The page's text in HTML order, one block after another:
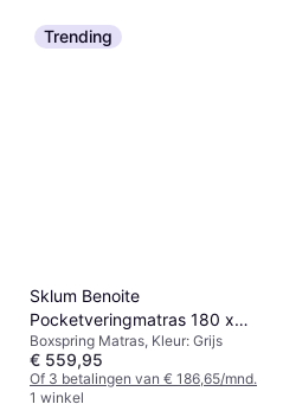
Trending
Sklum Benoite
Pocketveringmatras 180 x
200 cm
Boxspring Matras, Kleur: Grijs
€ 559,95
Of 3 betalingen van € 186,65/mnd.
1 winkel